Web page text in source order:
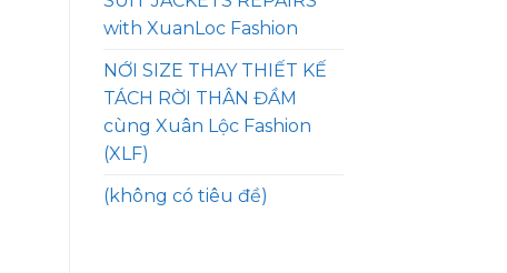
with XuanLoc Fashion
NỚI SIZE THAY THIẾT KẾ
TÁCH RỜI THÂN ĐẦM
cùng Xuân Lộc Fashion
(XLF)
(không có tiêu đề)